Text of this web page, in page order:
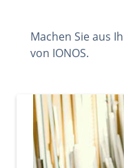
Machen Sie aus
von IONOS.